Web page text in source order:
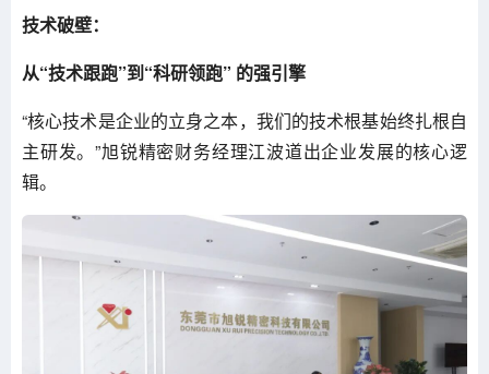
技术破壁：
从“技术跟跑”到“科研领跑” 的强引擎
“核心技术是企业的立身之本，我们的技术根基始终扎根自
主研发。”旭锐精密财务经理江波道出企业发展的核心逻
辑。